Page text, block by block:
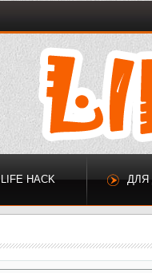
LIFE HACK ДЛЯ